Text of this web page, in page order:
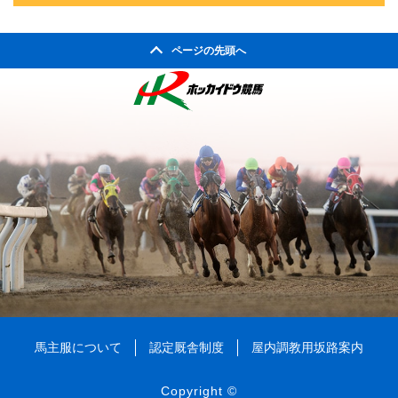
2009年03月
2008年05月
2008年01月
2007年02月
2007年01月
2006年03月
2006年02月
2006年01月
2005年08月
2005年07月
2005年04月
2005年03月
2005年02月
2005年01月
2004年10月
2004年06月
2004年05月
2004年04月
2004年03月
2004年02月
2004年01月
2003年07月
2003年06月
2003年05月
2003年04月
2003年01月
ページの先頭へ
馬主服について 認定厩舎制度 屋内調教用坂路案内
Copyright ©